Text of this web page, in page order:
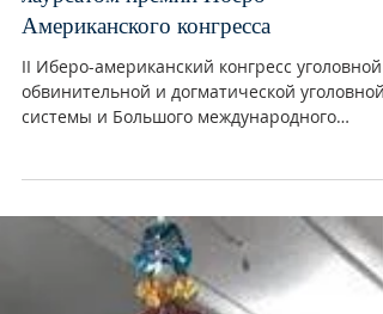
Схиархимандрит Нектарий стал
лауреатом премии Иберо-
Американского конгресса
II Иберо-американский конгресс уголовной
системы и Большого международного